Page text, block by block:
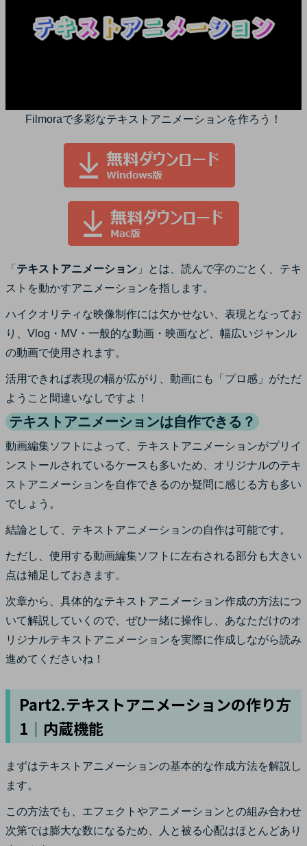
Filmoraで多彩なテキストアニメーションを作ろう！
「 テキストアニメーション 」とは、読んで字のごとく、テキ
ストを動かすアニメーションを指します。
ハイクオリティな映像制作には欠かせない、表現となってお
り、Vlog・MV・一般的な動画・映画など、幅広いジャンル
の動画で使用されます。
活用できれば表現の幅が広がり、動画にも「プロ感」がただ
ようこと間違いなしですよ！
テキストアニメーションは自作できる？
動画編集ソフトによって、テキストアニメーションがプリイ
ンストールされているケースも多いため、オリジナルのテキ
ストアニメーションを自作できるのか疑問に感じる方も多い
でしょう。
結論として、テキストアニメーションの自作は可能です。
ただし、使用する動画編集ソフトに左右される部分も大きい
点は補足しておきます。
次章から、具体的なテキストアニメーション作成の方法につ
いて解説していくので、ぜひ一緒に操作し、あなただけのオ
リジナルテキストアニメーションを実際に作成しながら読み
進めてくださいね！
Part2.テキストアニメーションの作り方
1｜内蔵機能
まずはテキストアニメーションの基本的な作成方法を解説し
ます。
この方法でも、エフェクトやアニメーションとの組み合わせ
次第では膨大な数になるため、人と被る心配はほとんどあり